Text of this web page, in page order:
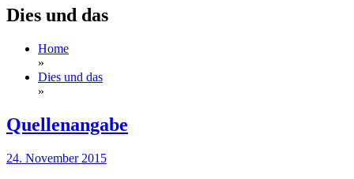
Dies und das
Home
»
Dies und das
»
Quellenangabe
24. November 2015